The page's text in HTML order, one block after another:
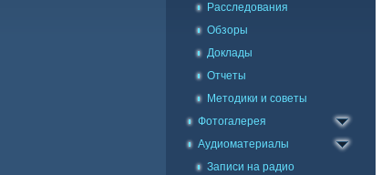
Расследования
Обзоры
Доклады
Отчеты
Методики и советы
Фотогалерея
Каталог фото
Галерея на карте
Аудиоматериалы
Записи на радио